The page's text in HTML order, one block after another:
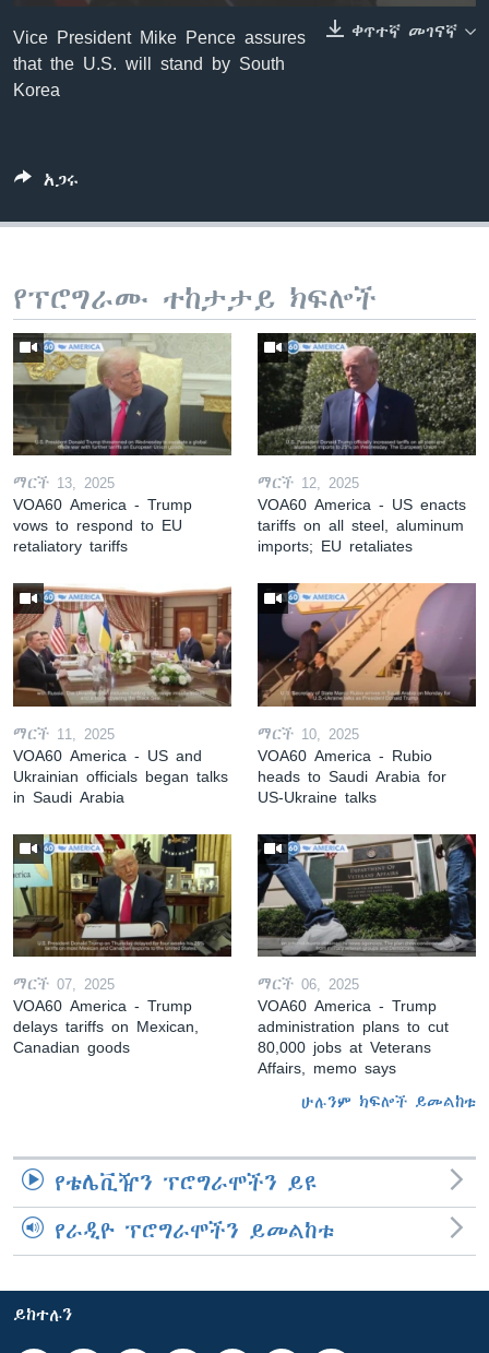
ቀጥተኛ መገናኛ
Vice President Mike Pence assures
that the U.S. will stand by South
Korea
አጋሩ
የፕሮግራሙ ተከታታይ ክፍሎች
ማርች 13, 2025
VOA60 America - Trump
vows to respond to EU
retaliatory tariffs
ማርች 12, 2025
VOA60 America - US enacts
tariffs on all steel, aluminum
imports; EU retaliates
ማርች 11, 2025
VOA60 America - US and
Ukrainian officials began talks
in Saudi Arabia
ማርች 10, 2025
VOA60 America - Rubio
heads to Saudi Arabia for
US-Ukraine talks
ማርች 07, 2025
VOA60 America - Trump
delays tariffs on Mexican,
Canadian goods
ማርች 06, 2025
VOA60 America - Trump
administration plans to cut
80,000 jobs at Veterans
Affairs, memo says
ሁሉንም ክፍሎች ይመልከቱ
የቴሌቪዥን ፕሮግራሞችን ይዩ
የራዲዮ ፕሮግራሞችን ይመልከቱ
ይከተሉን